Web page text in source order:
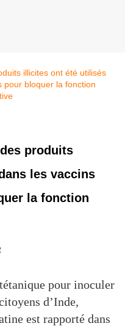
produits
les vaccins
la fonction
pour inoculer
d’Inde,
est rapporté dans